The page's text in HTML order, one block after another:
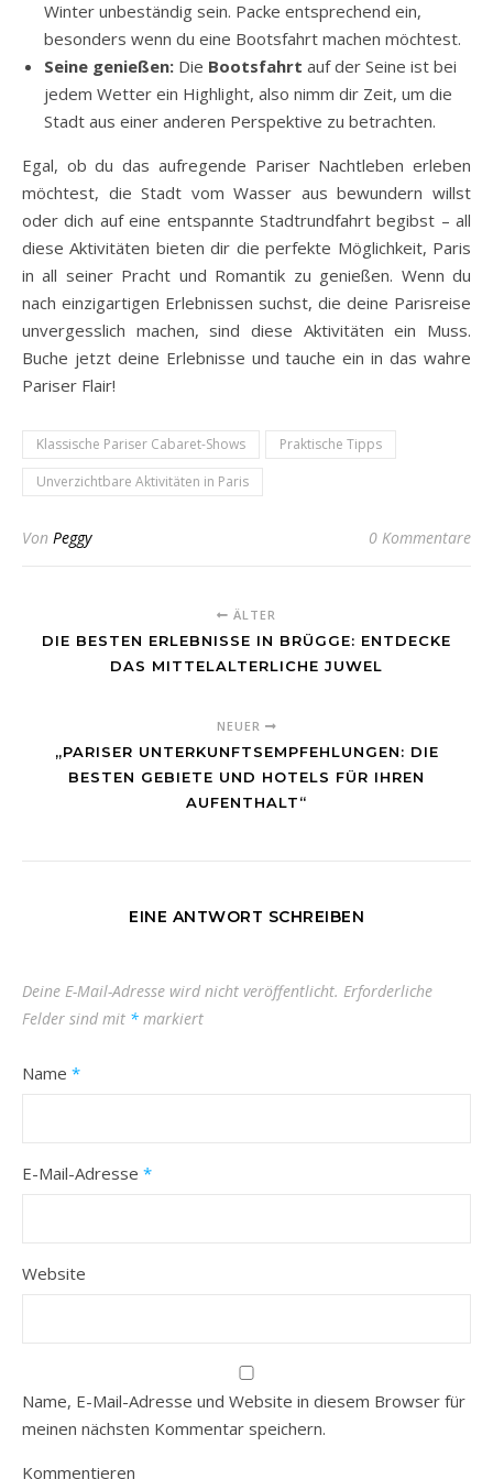
Winter unbeständig sein. Packe entsprechend ein,
besonders wenn du eine Bootsfahrt machen möchtest.
Seine genießen: Die Bootsfahrt auf der Seine ist bei
jedem Wetter ein Highlight, also nimm dir Zeit, um die
Stadt aus einer anderen Perspektive zu betrachten.
Egal, ob du das aufregende Pariser Nachtleben erleben
möchtest, die Stadt vom Wasser aus bewundern willst
oder dich auf eine entspannte Stadtrundfahrt begibst – all
diese Aktivitäten bieten dir die perfekte Möglichkeit, Paris
in all seiner Pracht und Romantik zu genießen. Wenn du
nach einzigartigen Erlebnissen suchst, die deine Parisreise
unvergesslich machen, sind diese Aktivitäten ein Muss.
Buche jetzt deine Erlebnisse und tauche ein in das wahre
Pariser Flair!
Klassische Pariser Cabaret-Shows
Praktische Tipps
Unverzichtbare Aktivitäten in Paris
Von Peggy 0 Kommentare
ÄLTER
DIE BESTEN ERLEBNISSE IN BRÜGGE: ENTDECKE
DAS MITTELALTERLICHE JUWEL
NEUER
„PARISER UNTERKUNFTSEMPFEHLUNGEN: DIE
BESTEN GEBIETE UND HOTELS FÜR IHREN
AUFENTHALT“
EINE ANTWORT SCHREIBEN
Deine E-Mail-Adresse wird nicht veröffentlicht. Erforderliche
Felder sind mit * markiert
Name *
E-Mail-Adresse *
Website
Name, E-Mail-Adresse und Website in diesem Browser für
meinen nächsten Kommentar speichern.
Kommentieren